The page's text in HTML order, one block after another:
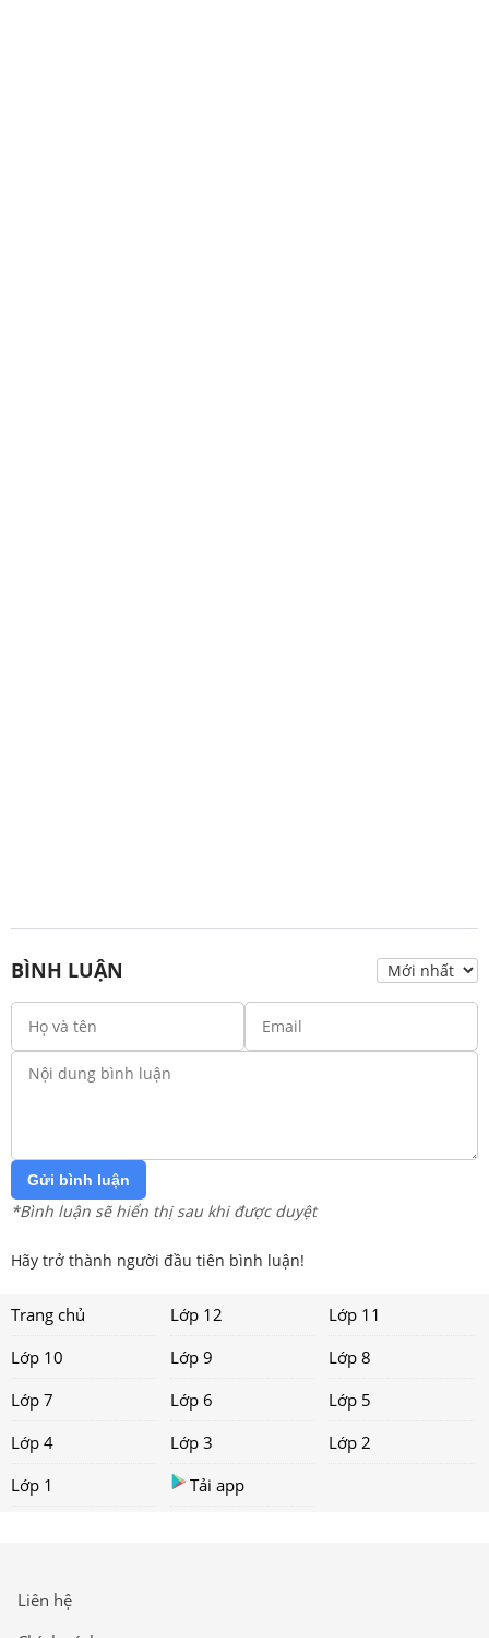
BÌNH LUẬN
Gửi bình luận
*Bình luận sẽ hiển thị sau khi được duyệt
Hãy trở thành người đầu tiên bình luận!
Trang chủ Lớp 12
Lớp 11
Lớp 10
Lớp 9
Lớp 8
Lớp 7
Lớp 6
Lớp 5
Lớp 4
Lớp 3
Lớp 2
Lớp 1
Tải app
Liên hệ